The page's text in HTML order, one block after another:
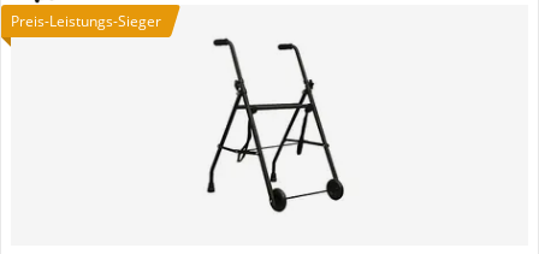
Preis-Leistungs-Sieger